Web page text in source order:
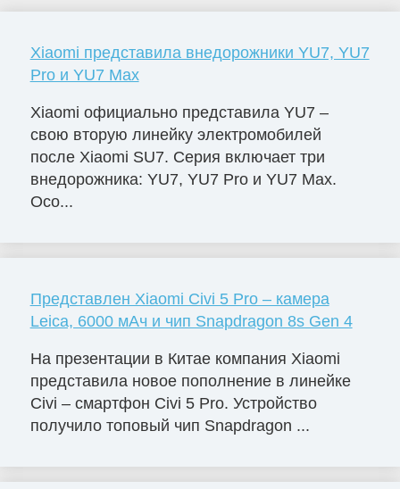
Xiaomi представила внедорожники YU7, YU7
Pro и YU7 Max
Xiaomi официально представила YU7 –
свою вторую линейку электромобилей
после Xiaomi SU7. Серия включает три
внедорожника: YU7, YU7 Pro и YU7 Max.
Осо...
Представлен Xiaomi Civi 5 Pro – камера
Leica, 6000 мАч и чип Snapdragon 8s Gen 4
На презентации в Китае компания Xiaomi
представила новое пополнение в линейке
Civi – смартфон Civi 5 Pro. Устройство
получило топовый чип Snapdragon ...